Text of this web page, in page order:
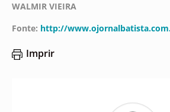
WALMIR VIEIRA
Fonte: http://
Imprir